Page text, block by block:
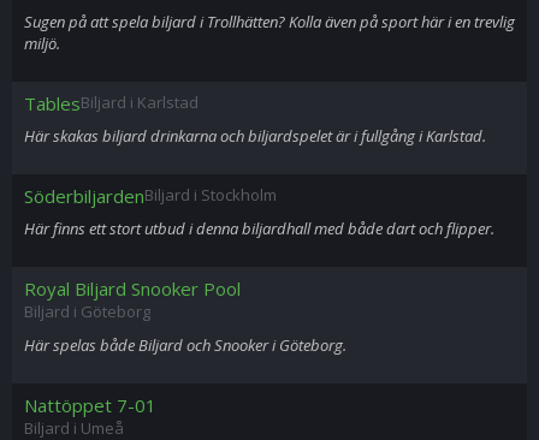
Sugen på att spela biljard i Trollhätten? Kolla även på sport här i en trevlig
miljö.
TablesBiljard i Karlstad
Här skakas biljard drinkarna och biljardspelet är i fullgång i Karlstad.
SöderbiljardenBiljard i Stockholm
Här finns ett stort utbud i denna biljardhall med både dart och flipper.
Royal Biljard Snooker Pool
Biljard i Göteborg
Här spelas både Biljard och Snooker i Göteborg.
Nattöppet 7-01
Biljard i Umeå